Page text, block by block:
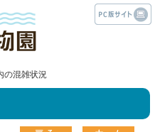
の混雑状況